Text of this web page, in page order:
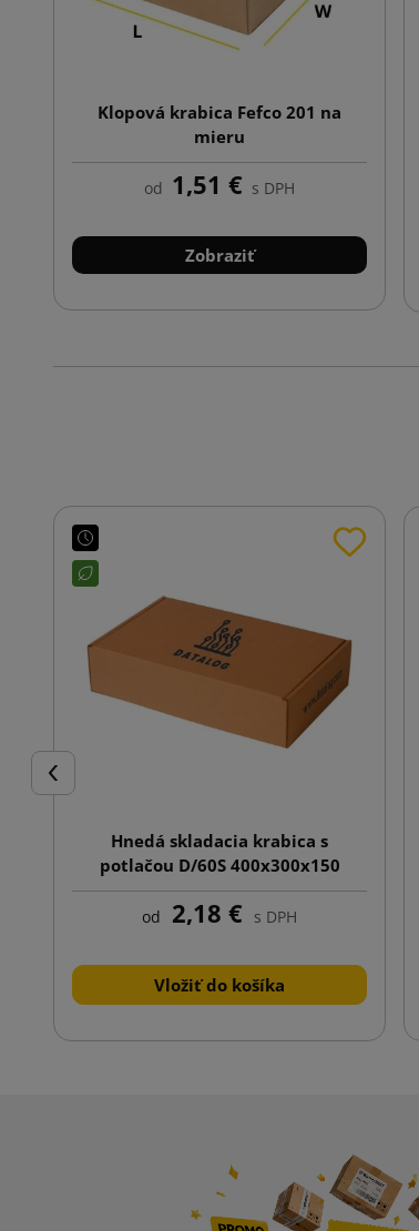
Klopová krabica Fefco 201 na
mieru
od 1,51 € s DPH
Zobraziť
Späť
Hnedá skladacia krabica s
potlačou D/60S 400x300x150
od 2,18 € s DPH
Vložiť do košíka